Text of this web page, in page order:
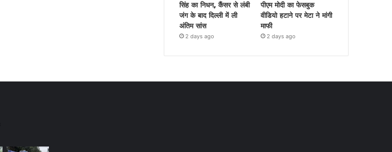
सिंह का निधन, कैंसर से लंबी
जंग के बाद दिल्ली में ली
अंतिम सांस
2 days ago
पीएम मोदी का फेसबुक
वीडियो हटाने पर मेटा ने मांगी
माफी
2 days ago